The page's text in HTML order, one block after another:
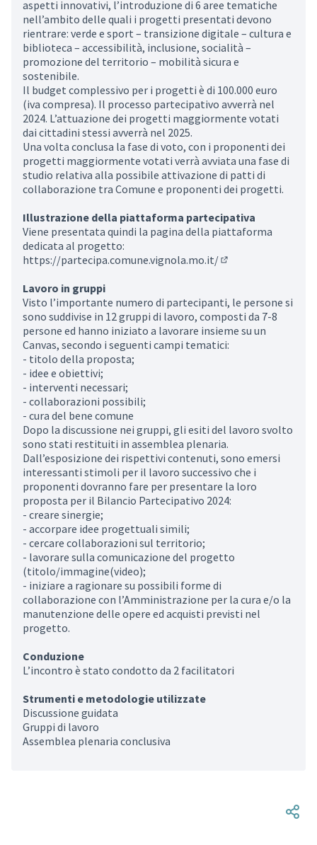
aspetti innovativi, l’introduzione di 6 aree tematiche
nell’ambito delle quali i progetti presentati devono
rientrare: verde e sport – transizione digitale – cultura e
biblioteca – accessibilità, inclusione, socialità –
promozione del territorio – mobilità sicura e
sostenibile.
Il budget complessivo per i progetti è di 100.000 euro
(iva compresa). Il processo partecipativo avverrà nel
2024. L’attuazione dei progetti maggiormente votati
dai cittadini stessi avverrà nel 2025.
Una volta conclusa la fase di voto, con i proponenti dei
progetti maggiormente votati verrà avviata una fase di
studio relativa alla possibile attivazione di patti di
collaborazione tra Comune e proponenti dei progetti.
Illustrazione della piattaforma partecipativa
Viene presentata quindi la pagina della piattaforma
dedicata al progetto:
https://partecipa.comune.vignola.mo.it/
Lavoro in gruppi
Visto l’importante numero di partecipanti, le persone si
sono suddivise in 12 gruppi di lavoro, composti da 7-8
persone ed hanno iniziato a lavorare insieme su un
Canvas, secondo i seguenti campi tematici:
- titolo della proposta;
- idee e obiettivi;
- interventi necessari;
- collaborazioni possibili;
- cura del bene comune
Dopo la discussione nei gruppi, gli esiti del lavoro svolto
sono stati restituiti in assemblea plenaria.
Dall’esposizione dei rispettivi contenuti, sono emersi
interessanti stimoli per il lavoro successivo che i
proponenti dovranno fare per presentare la loro
proposta per il Bilancio Partecipativo 2024:
- creare sinergie;
- accorpare idee progettuali simili;
- cercare collaborazioni sul territorio;
- lavorare sulla comunicazione del progetto
(titolo/immagine(video);
- iniziare a ragionare su possibili forme di
collaborazione con l’Amministrazione per la cura e/o la
manutenzione delle opere ed acquisti previsti nel
progetto.
Conduzione
L’incontro è stato condotto da 2 facilitatori
Strumenti e metodologie utilizzate
Discussione guidata
Gruppi di lavoro
Assemblea plenaria conclusiva